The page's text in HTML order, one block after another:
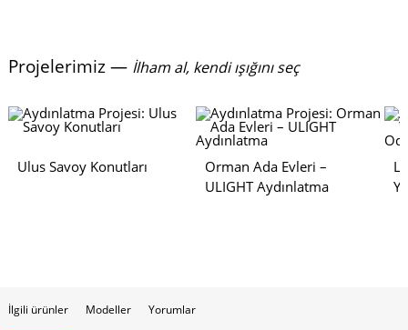
Projelerimiz — İlham al, kendi ışığını seç
Ulus Savoy Konutları
Orman Ada Evleri –
ULIGHT Aydınlatma
İlgili ürünler Modeller Yorumlar